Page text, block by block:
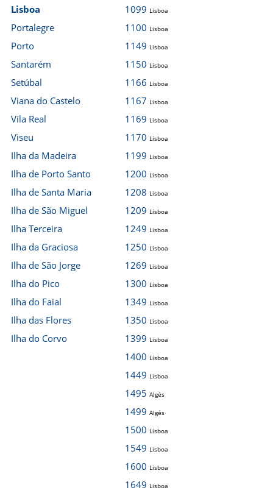
Lisboa
Portalegre
Porto
Santarém
Setúbal
Viana do Castelo
Vila Real
Viseu
Ilha da Madeira
Ilha de Porto Santo
Ilha de Santa Maria
Ilha de São Miguel
Ilha Terceira
Ilha da Graciosa
Ilha de São Jorge
Ilha do Pico
Ilha do Faial
Ilha das Flores
Ilha do Corvo
1099 Lisboa
1100 Lisboa
1149 Lisboa
1150 Lisboa
1166 Lisboa
1167 Lisboa
1169 Lisboa
1170 Lisboa
1199 Lisboa
1200 Lisboa
1208 Lisboa
1209 Lisboa
1249 Lisboa
1250 Lisboa
1269 Lisboa
1300 Lisboa
1349 Lisboa
1350 Lisboa
1399 Lisboa
1400 Lisboa
1449 Lisboa
1495 Algés
1499 Algés
1500 Lisboa
1549 Lisboa
1600 Lisboa
1649 Lisboa